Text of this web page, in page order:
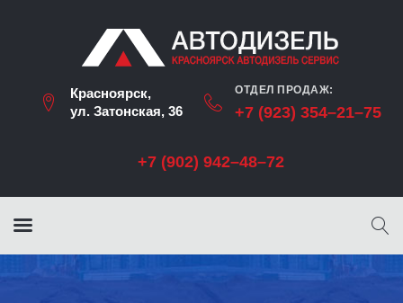
Красноярск,
ул. Затонская, 36
ОТДЕЛ ПРОДАЖ:
+7 (923) 354–21–75
+7 (902) 942–48–72